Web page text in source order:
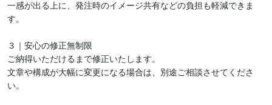
一感が出る上に、発注時のイメージ共有などの負担も軽減できま
す。
３｜安心の修正無制限
ご納得いただけるまで修正いたします。
文章や構成が大幅に変更になる場合は、別途ご相談させてくださ
い。